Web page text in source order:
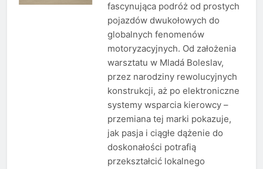
fascynująca podróż od prostych
pojazdów dwukołowych do
globalnych fenomenów
motoryzacyjnych. Od założenia
warsztatu w Mladá Boleslav,
przez narodziny rewolucyjnych
konstrukcji, aż po elektroniczne
systemy wsparcia kierowcy –
przemiana tej marki pokazuje,
jak pasja i ciągłe dążenie do
doskonałości potrafią
przekształcić lokalnego